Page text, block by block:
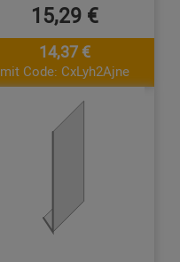
15,29 €
14,37 €
mit Code: CxLyh2Ajne